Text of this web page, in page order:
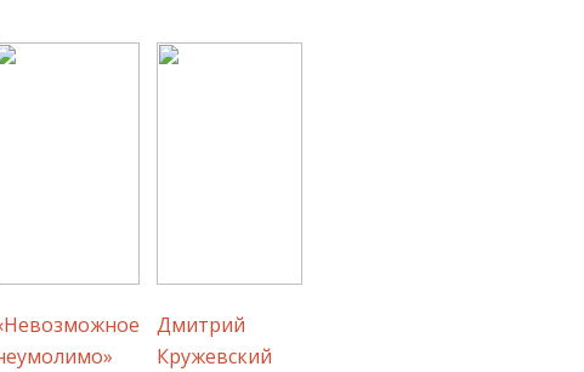
Дмитрий
Кружевский